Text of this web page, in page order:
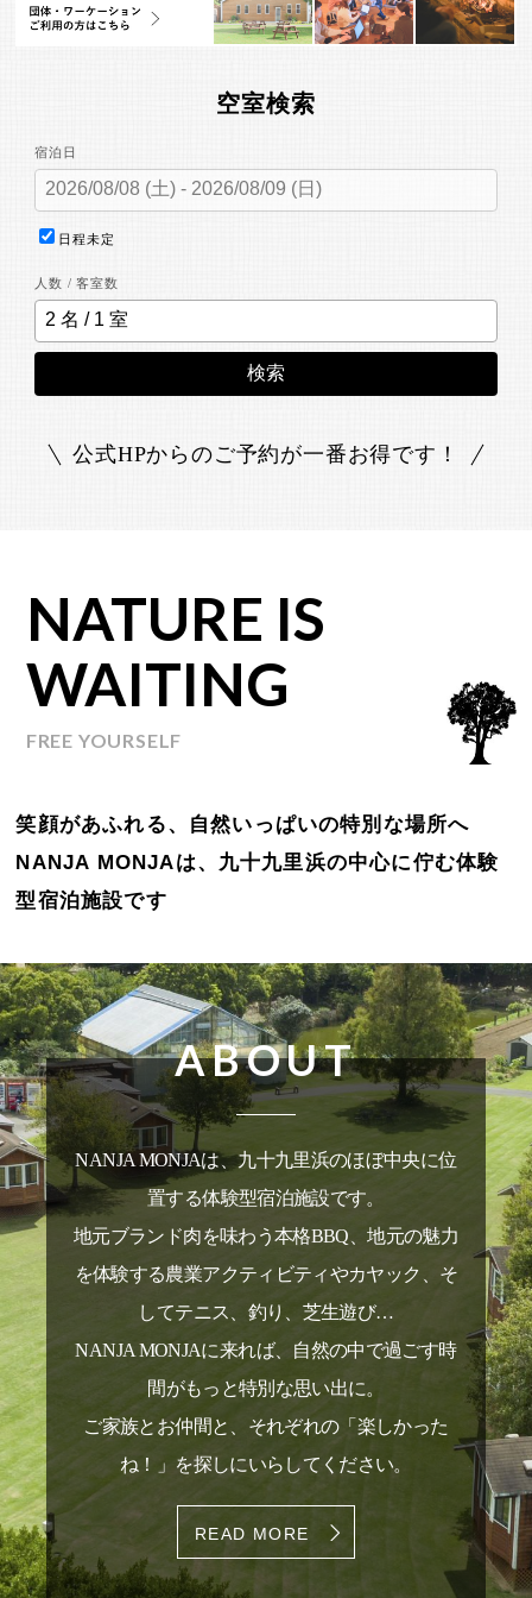
空室検索
宿泊日
日程未定
人数 / 客室数
検索
公式HPからのご予約が一番お得です！
NATURE IS
WAITING
FREE YOURSELF
笑顔があふれる、自然いっぱいの特別な場所へ
NANJA MONJAは、九十九里浜の中心に佇む体験
型宿泊施設です
ABOUT
NANJA MONJAは、九十九里浜のほぼ中央に位
置する体験型宿泊施設です。
地元ブランド肉を味わう本格BBQ、地元の魅力
を体験する農業アクティビティやカヤック、 そ
してテニス、釣り、芝生遊び…
NANJA MONJAに来れば、自然の中で過ごす時
間がもっと特別な思い出に。
ご家族とお仲間と、それぞれの「楽しかった
ね！」を探しにいらしてください。
READ MORE